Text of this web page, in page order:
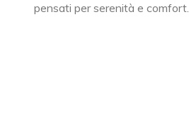
pensati per serenità e comfort.